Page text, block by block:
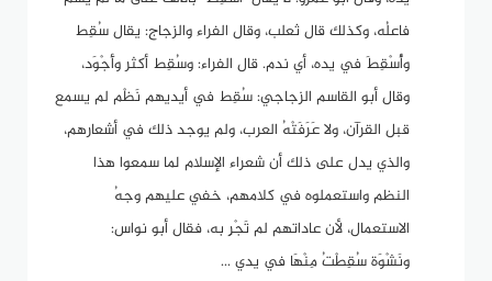
فاعلُه، وكذلك قال ثعلب، وقال الفراء والزجاج: يقال سُقِط
وأُسْقِطَ في يده، أي ندم. قال الفراء: وسُقِط أكثر وأَجْوَد،
وقال أبو القاسم الزجاجي: سُقِط في أيديهم نَظْم لم يسمع
قبل القرآن، ولا عَرَفَتْهُ العرب، ولم يوجد ذلك في أشعارهم،
والذي يدل على ذلك أن شعراء الإسلام لما سمعوا هذا
النظم واستعملوه في كلامهم، خفي عليهم وجهُ
الاستعمال، لأن عاداتهم لم تَجْرِ به، فقال أبو نواس:
ونَشْوَة سُقِطْتُ مِنْهَا في يدي ...